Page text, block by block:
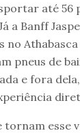
até 56
a Banff
no
pneus de
e fora
tornam esse